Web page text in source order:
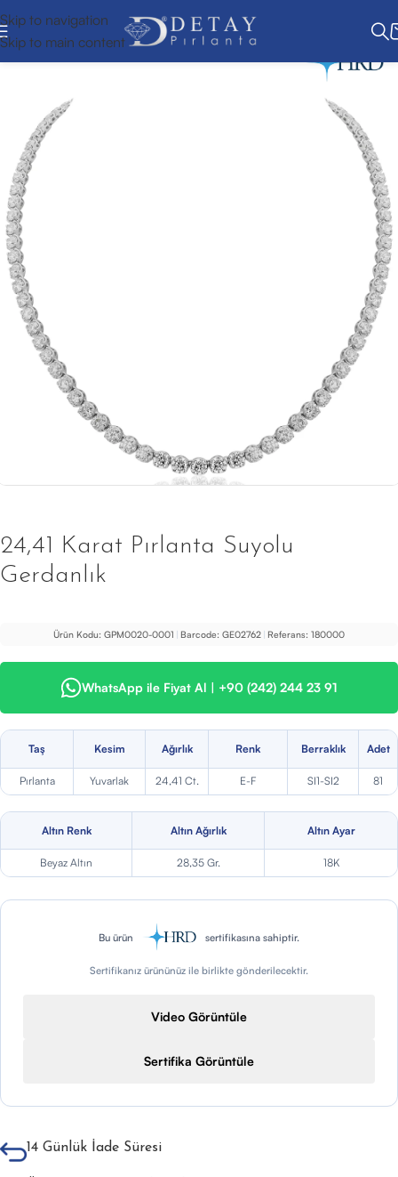
Skip to navigation
Skip to main content
24,41 Karat Pırlanta Suyolu
Gerdanlık
Ürün Kodu: GPM0020-0001 | Barcode: GE02762 | Referans: 180000
WhatsApp ile Fiyat Al | +90 (242) 244 23 91
Taş Kesim Ağırlık Renk Berraklık Adet
Pırlanta Yuvarlak 24,41 Ct. E-F SI1-SI2 81
Altın Renk Altın Ağırlık Altın Ayar
Beyaz Altın 28,35 Gr. 18K
Bu ürün sertifikasına sahiptir.
Sertifikanız ürününüz ile birlikte gönderilecektir.
Video Görüntüle
Sertifika Görüntüle
14 Günlük İade Süresi